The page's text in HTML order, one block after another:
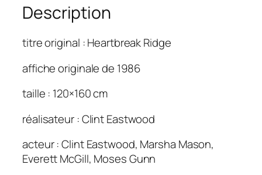
M
a
i
t
r
d
g
u
e
Description
titre original : Heartbreak Ridge
affiche originale de 1986
taille : 120×160 cm
réalisateur : Clint Eastwood
acteur : Clint Eastwood, Marsha Mason,
Everett McGill, Moses Gunn